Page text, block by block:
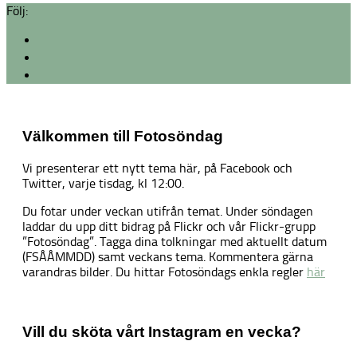
Följ:
Välkommen till Fotosöndag
Vi presenterar ett nytt tema här, på Facebook och
Twitter, varje tisdag, kl 12:00.
Du fotar under veckan utifrån temat. Under söndagen
laddar du upp ditt bidrag på Flickr och vår Flickr-grupp
”Fotosöndag”. Tagga dina tolkningar med aktuellt datum
(FSÅÅMMDD) samt veckans tema. Kommentera gärna
varandras bilder. Du hittar Fotosöndags enkla regler här
Vill du sköta vårt Instagram en vecka?